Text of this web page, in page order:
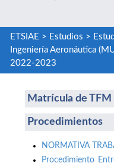
ETSIAE > Estudios >
Ingeniería Aeronáutica
2022-2023
Matrícula de TFM
Procedimientos
NORMATIVA
Procedimiento